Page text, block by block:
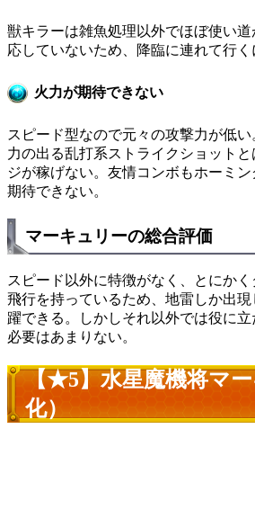
獣キラーは雑魚処理以外でほぼ使い
応していないため、降臨に連れて行く
火力が期待できない
スピード型なので元々の攻撃力が低
力の出る乱打系ストライクショット
ジが稼げない。友情コンボもホーミ
期待できない。
マーキュリーの総合評価
スピード以外に特徴がなく、とにかく
飛行を持っているため、地雷しか出
躍できる。しかしそれ以外では役に
必要はあまりない。
【★5】水星魔機将マ
化）